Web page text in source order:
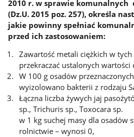
2010 r. w sprawie komunalnych
(Dz.U. 2015 poz. 257), określa
jakie powinny spełniać
przed ich zastosowaniem:
Zawartość metali ciężkich w
przekraczać ustalonych wartości
W 100 g osadów
wyizolowano bakterii z rodzaju
Łączna liczba żywych jaj
sp., Trichuris sp., Toxocara sp.
w 1 kg suchej masy dla osadów
rolnictwie – wynosi 0,